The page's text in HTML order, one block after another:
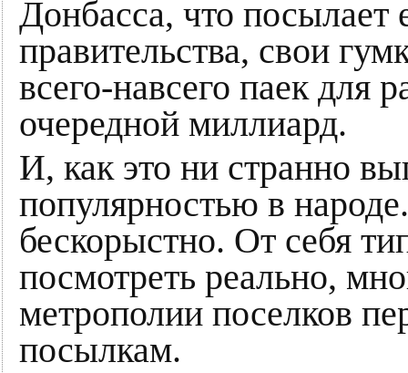
Донбасса, что посылает
правительства, свои
всего-навсего паек для
очередной миллиард.
И, как это ни странно
популярностью в
бескорыстно. От себя
посмотреть реально,
метрополии поселков
посылкам.